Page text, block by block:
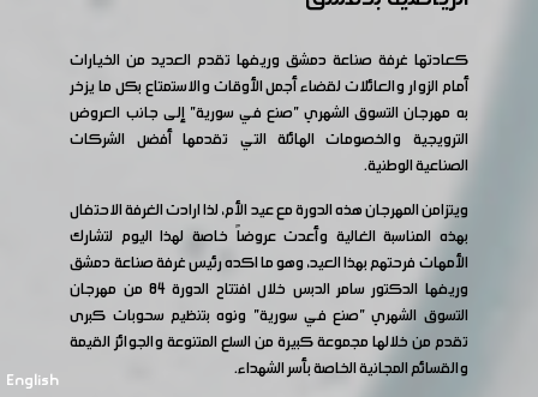
English
كعادتها غرفة صناعة دمشق وريفها تقدم العديد من الخيارات
أمام الزوار والعائلات لقضاء أجمل الأوقات والاستمتاع بكل ما يزخر
به مهرجان التسوق الشهري "صنع في سورية" إلى جانب العروض
الترويجية والخصومات الهائلة التي تقدمها أفضل الشركات
الصناعية الوطنية.
ويتزامن المهرجان هذه الدورة مع عيد الأم، لذا ارادت الغرفة الاحتفال
بهذه المناسبة الغالية وأعدت عروضاً خاصة لهذا اليوم لتشارك
الأمهات فرحتهم بهذا العيد، وهو ما اكده رئيس غرفة صناعة دمشق
وريفها الدكتور سامر الدبس خلال افتتاح الدورة 84 من مهرجان
التسوق الشهري "صنع في سورية" ونوه بتنظيم سحوبات كبرى
تقدم من خلالها مجموعة كبيرة من السلع المتنوعة والجوائز القيمة
والقسائم المجانية الخاصة بأسر الشهداء.